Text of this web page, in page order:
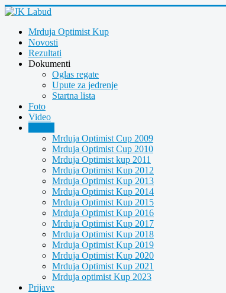
Mrduja Optimist Kup
Novosti
Rezultati
Dokumenti
Oglas regate
Upute za jedrenje
Startna lista
Foto
Video
Mrduja Optimist Cup 2009
Mrduja Optimist Cup 2010
Mrduja Optimist kup 2011
Mrduja Optimist Kup 2012
Mrduja Optimist Kup 2013
Mrduja Optimist Kup 2014
Mrduja Optimist Kup 2015
Mrduja Optimist Kup 2016
Mrduja Optimist Kup 2017
Mrduja Optimist Kup 2018
Mrduja Optimist Kup 2019
Mrduja Optimist Kup 2020
Mrduja Optimist Kup 2021
Mrduja optimist Kup 2023
Prijave